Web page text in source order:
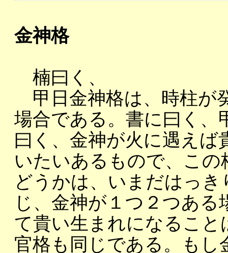
金神格
楠曰く、
甲日金神格は、時柱が
場合である。書に曰く、
曰く、金神が火に遇えば
いたいあるもので、こ
どうかは、いまだはっ
じ、金神が１つ２つあ
て貴い生まれになるこ
官格も同じである。もし